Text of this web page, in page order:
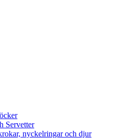
Servetter
nyckelringar och djur